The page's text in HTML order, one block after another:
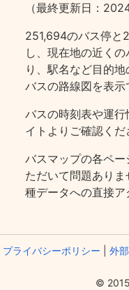
（最終更新日：
251,694のバス停と
し、現在地の近く
り、駅名など目的
バスの路線図を表示
バスの時刻表や運
イトよりご確認くだ
バスマップの各ペ
ただいて問題あり
種データへの直接ア
プライバシーポリシー 外
©